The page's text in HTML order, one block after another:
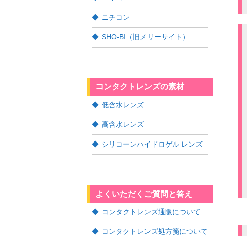
ニチコン
SHO-BI（旧メリーサイト）
コンタクトレンズの素材
低含水レンズ
高含水レンズ
シリコーンハイドロゲル レンズ
よくいただくご質問と答え
コンタクトレンズ通販について
コンタクトレンズ処方箋について